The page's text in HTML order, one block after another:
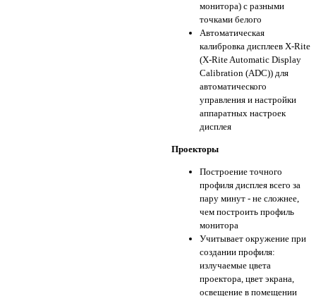
монитора) с разными
точками белого
Автоматическая
калибровка дисплеев X-Rite
(X-Rite Automatic Display
Calibration (ADC)) для
автоматического
управления и настройки
аппаратных настроек
дисплея
Проекторы
Построение точного
профиля дисплея всего за
пару минут - не сложнее,
чем построить профиль
монитора
Учитывает окружение при
создании профиля:
излучаемые цвета
проектора, цвет экрана,
освещение в помещении